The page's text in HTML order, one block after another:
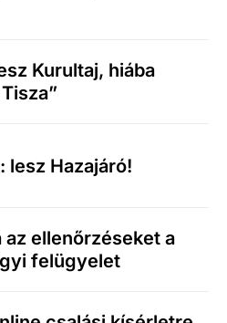
Kurultaj, hiába
lesz Hazajáró!
az ellenőrzéseket a
felügyelet